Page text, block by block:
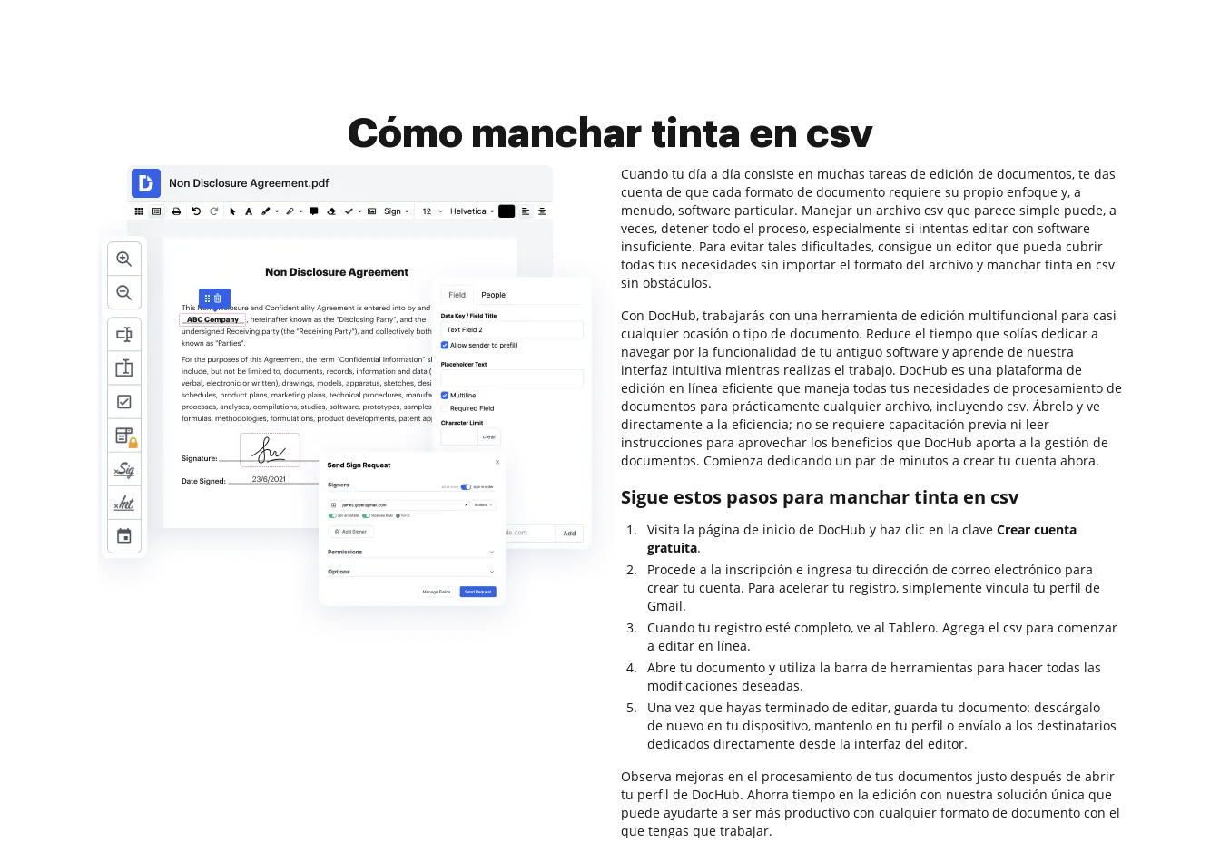
Cómo manchar tinta en csv
Cuando tu día a día consiste en muchas tareas de edición de documentos, te das
cuenta de que cada formato de documento requiere su propio enfoque y, a
menudo, software particular. Manejar un archivo csv que parece simple puede, a
veces, detener todo el proceso, especialmente si intentas editar con software
insuficiente. Para evitar tales dificultades, consigue un editor que pueda cubrir
todas tus necesidades sin importar el formato del archivo y manchar tinta en csv
sin obstáculos.
Con DocHub, trabajarás con una herramienta de edición multifuncional para casi
cualquier ocasión o tipo de documento. Reduce el tiempo que solías dedicar a
navegar por la funcionalidad de tu antiguo software y aprende de nuestra
interfaz intuitiva mientras realizas el trabajo. DocHub es una plataforma de
edición en línea eficiente que maneja todas tus necesidades de procesamiento de
documentos para prácticamente cualquier archivo, incluyendo csv. Ábrelo y ve
directamente a la eficiencia; no se requiere capacitación previa ni leer
instrucciones para aprovechar los beneficios que DocHub aporta a la gestión de
documentos. Comienza dedicando un par de minutos a crear tu cuenta ahora.
Sigue estos pasos para manchar tinta en csv
Visita la página de inicio de DocHub y haz clic en la clave Crear cuenta
gratuita.
Procede a la inscripción e ingresa tu dirección de correo electrónico para
crear tu cuenta. Para acelerar tu registro, simplemente vincula tu perfil de
Gmail.
Cuando tu registro esté completo, ve al Tablero. Agrega el csv para comenzar
a editar en línea.
Abre tu documento y utiliza la barra de herramientas para hacer todas las
modificaciones deseadas.
Una vez que hayas terminado de editar, guarda tu documento: descárgalo
de nuevo en tu dispositivo, mantenlo en tu perfil o envíalo a los destinatarios
dedicados directamente desde la interfaz del editor.
Observa mejoras en el procesamiento de tus documentos justo después de abrir
tu perfil de DocHub. Ahorra tiempo en la edición con nuestra solución única que
puede ayudarte a ser más productivo con cualquier formato de documento con el
que tengas que trabajar.